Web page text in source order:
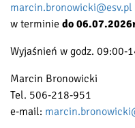
marcin.bronowicki@esv.pl
w terminie do
Wyjaśnień w godz. 09:00-
Marcin Bronowicki
Tel. 506-218-951
e-mail: